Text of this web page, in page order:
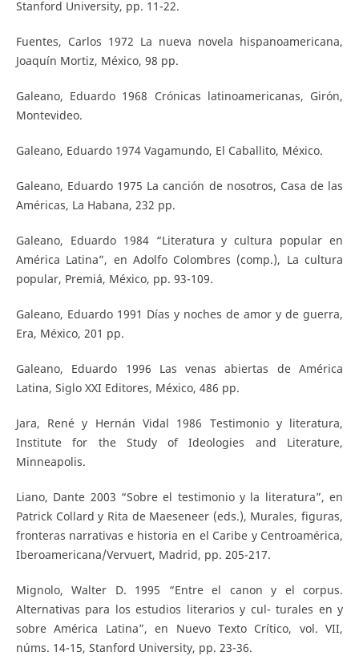
Stanford University, pp. 11-22.
Fuentes, Carlos 1972 La nueva novela hispanoamericana,
Joaquín Mortiz, México, 98 pp.
Galeano, Eduardo 1968 Crónicas latinoamericanas, Girón,
Montevideo.
Galeano, Eduardo 1974 Vagamundo, El Caballito, México.
Galeano, Eduardo 1975 La canción de nosotros, Casa de las
Américas, La Habana, 232 pp.
Galeano, Eduardo 1984 “Literatura y cultura popular en
América Latina”, en Adolfo Colombres (comp.), La cultura
popular, Premiá, México, pp. 93-109.
Galeano, Eduardo 1991 Días y noches de amor y de guerra,
Era, México, 201 pp.
Galeano, Eduardo 1996 Las venas abiertas de América
Latina, Siglo XXI Editores, México, 486 pp.
Jara, René y Hernán Vidal 1986 Testimonio y literatura,
Institute for the Study of Ideologies and Literature,
Minneapolis.
Liano, Dante 2003 “Sobre el testimonio y la literatura”, en
Patrick Collard y Rita de Maeseneer (eds.), Murales, figuras,
fronteras narrativas e historia en el Caribe y Centroamérica,
Iberoamericana/Vervuert, Madrid, pp. 205-217.
Mignolo, Walter D. 1995 “Entre el canon y el corpus.
Alternativas para los estudios literarios y cul- turales en y
sobre América Latina”, en Nuevo Texto Crítico, vol. VII,
núms. 14-15, Stanford University, pp. 23-36.